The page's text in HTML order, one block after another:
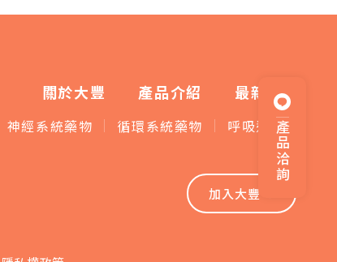
關於大豐 產品介紹 最新消息
神經系統藥物 循環系統藥物 呼吸道藥物
加入大豐
產品洽詢